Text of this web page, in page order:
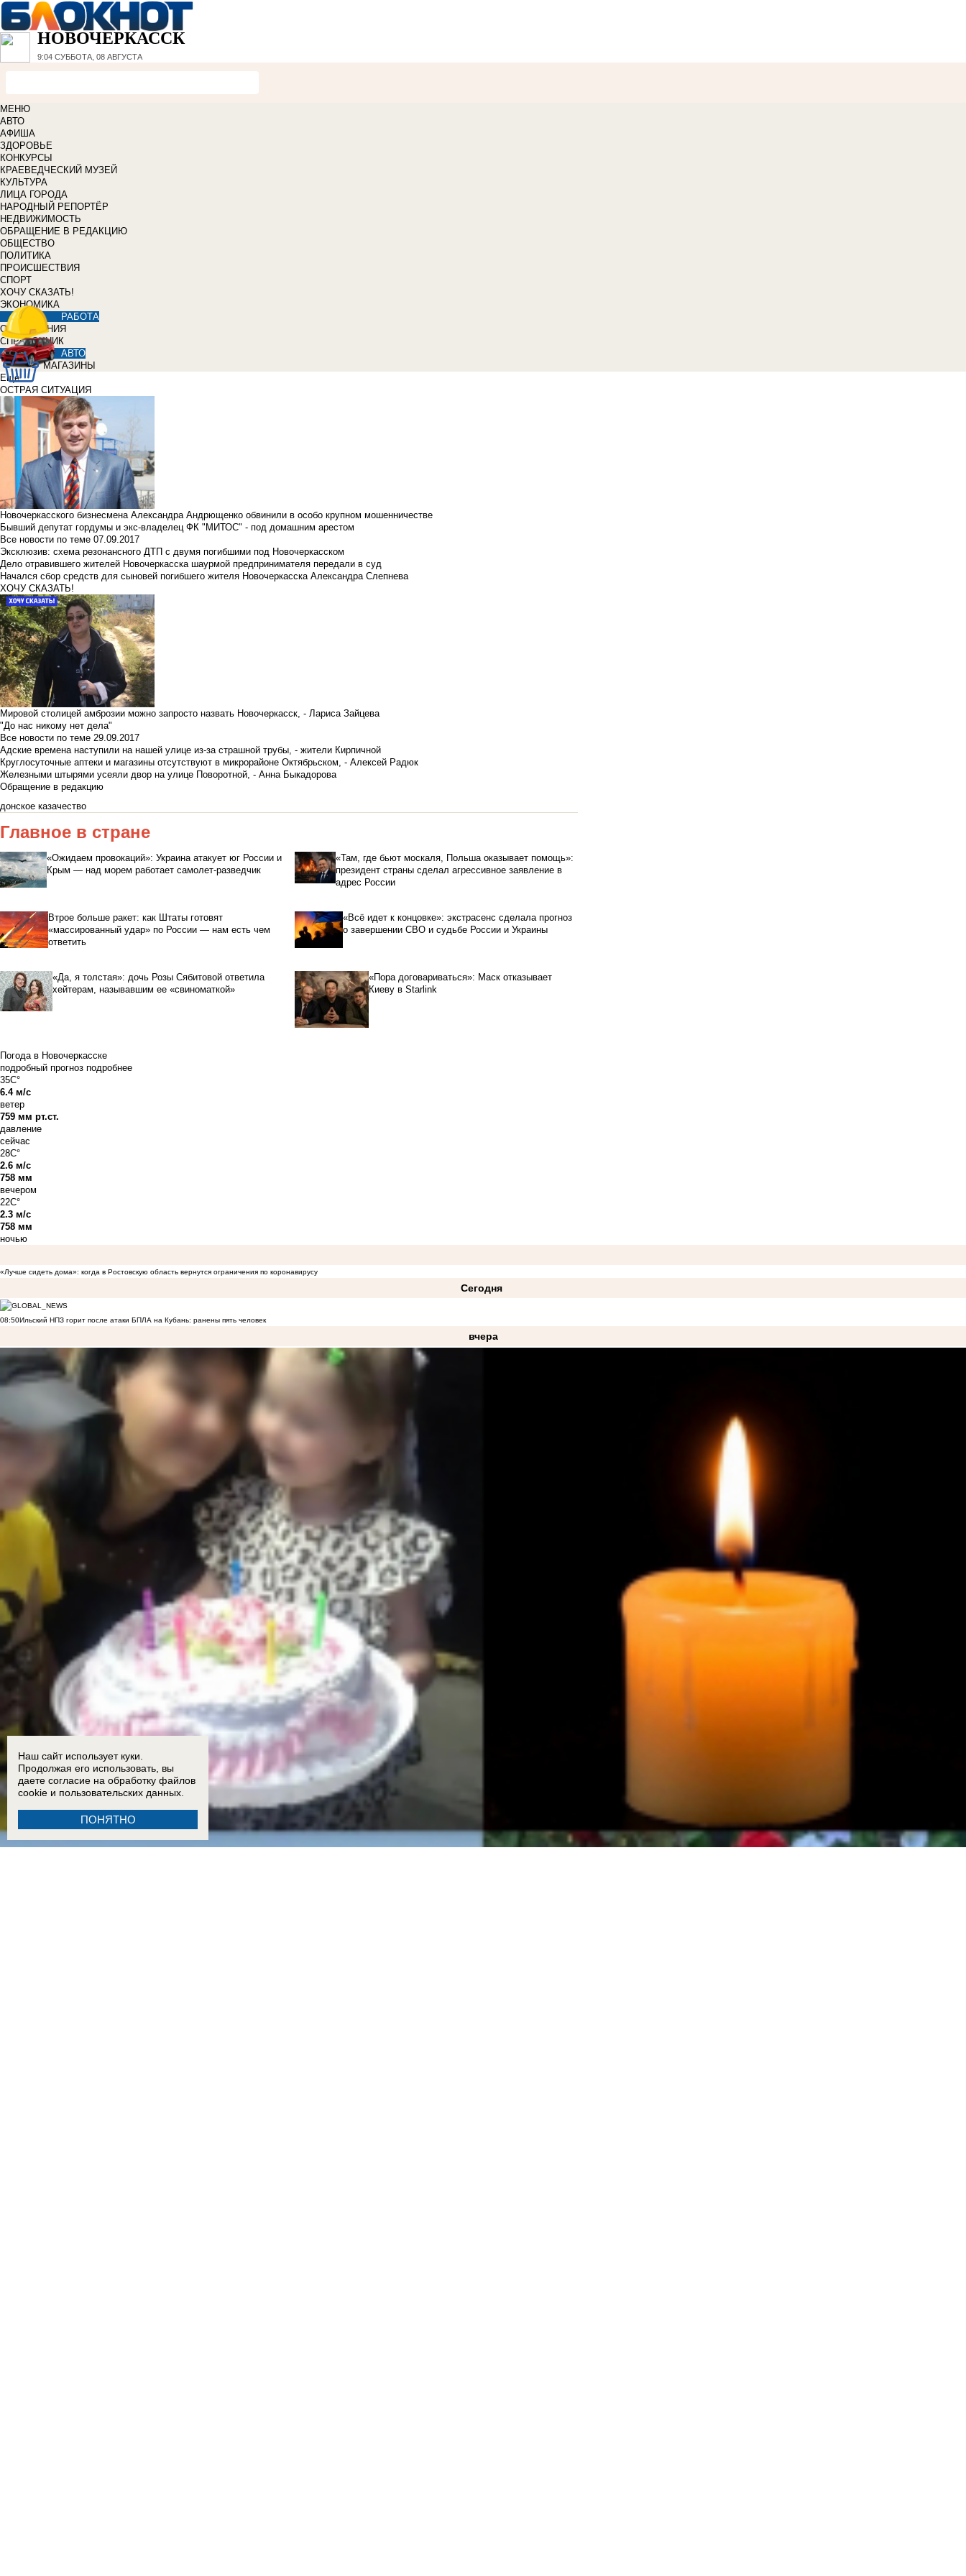
НОВОЧЕРКАССК
9:04 СУББОТА, 08 АВГУСТА
МЕНЮ
АВТО
АФИША
ЗДОРОВЬЕ
КОНКУРСЫ
КРАЕВЕДЧЕСКИЙ МУЗЕЙ
КУЛЬТУРА
ЛИЦА ГОРОДА
НАРОДНЫЙ РЕПОРТЁР
НЕДВИЖИМОСТЬ
ОБРАЩЕНИЕ В РЕДАКЦИЮ
ОБЩЕСТВО
ПОЛИТИКА
ПРОИСШЕСТВИЯ
СПОРТ
ХОЧУ СКАЗАТЬ!
ЭКОНОМИКА
РАБОТА
ОБЪЯВЛЕНИЯ
СПРАВОЧНИК
АВТО
МАГАЗИНЫ
Еще
ОСТРАЯ СИТУАЦИЯ
Новочеркасского бизнесмена Александра Андрющенко обвинили в особо крупном мошенничестве
Бывший депутат гордумы и экс-владелец ФК "МИТОС" - под домашним арестом
Все новости по теме 07.09.2017
Эксклюзив: схема резонансного ДТП с двумя погибшими под Новочеркасском
Дело отравившего жителей Новочеркасска шаурмой предпринимателя передали в суд
Начался сбор средств для сыновей погибшего жителя Новочеркасска Александра Слепнева
ХОЧУ СКАЗАТЬ!
Мировой столицей амброзии можно запросто назвать Новочеркасск, - Лариса Зайцева
"До нас никому нет дела"
Все новости по теме 29.09.2017
Адские времена наступили на нашей улице из-за страшной трубы, - жители Кирпичной
Круглосуточные аптеки и магазины отсутствуют в микрорайоне Октябрьском, - Алексей Радюк
Железными штырями усеяли двор на улице Поворотной, - Анна Быкадорова
Обращение в редакцию
донское казачество
Главное в стране
«Ожидаем провокаций»: Украина атакует юг России и
Крым — над морем работает самолет-разведчик
«Там, где бьют москаля, Польша оказывает помощь»:
президент страны сделал агрессивное заявление в
адрес России
Втрое больше ракет: как Штаты готовят
«массированный удар» по России — нам есть чем
ответить
«Всё идет к концовке»: экстрасенс сделала прогноз
о завершении СВО и судьбе России и Украины
«Да, я толстая»: дочь Розы Сябитовой ответила
хейтерам, называвшим ее «свиноматкой»
«Пора договариваться»: Маск отказывает
Киеву в Starlink
Погода в Новочеркасске
подробный прогноз подробнее
35C°
6.4 м/с
ветер
759 мм рт.ст.
давление
сейчас
28C°
2.6 м/с
758 мм
вечером
22C°
2.3 м/с
758 мм
ночью
«Лучше сидеть дома»: когда в Ростовскую область вернутся ограничения по коронавирусу
Сегодня
08:50Ильский НПЗ горит после атаки БПЛА на Кубань: ранены пять человек
вчера
Наш сайт использует куки.
Продолжая его использовать, вы
даете согласие на обработку файлов
cookie и пользовательских данных.
ПОНЯТНО